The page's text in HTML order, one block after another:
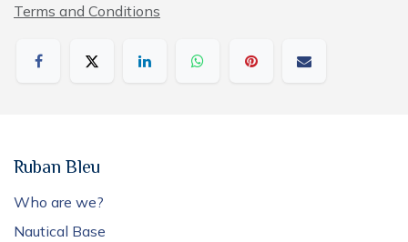
Terms and Conditions
Ruban Bleu
Who are we?
Nautical Base